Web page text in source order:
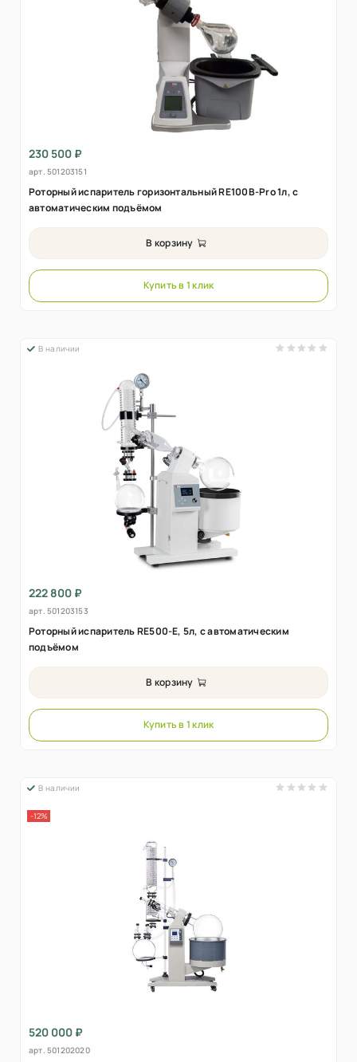
230 500 ₽
арт. 501203151
Роторный испаритель горизонтальный RE100B-Pro 1л, с
автоматическим подъёмом
В корзину
Купить в 1 клик
В наличии
222 800 ₽
арт. 501203153
Роторный испаритель RE500-E, 5л, с автоматическим
подъёмом
В корзину
Купить в 1 клик
В наличии
-12%
520 000 ₽
арт. 501202020